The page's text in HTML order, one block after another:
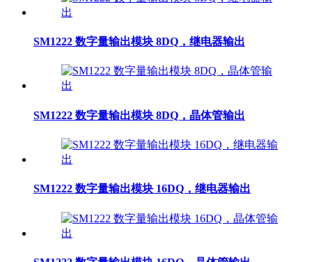
SM1222 数字量输出模块 8DQ，继电器输出
SM1222 数字量输出模块 8DQ，晶体管输出
SM1222 数字量输出模块 16DQ，继电器输出